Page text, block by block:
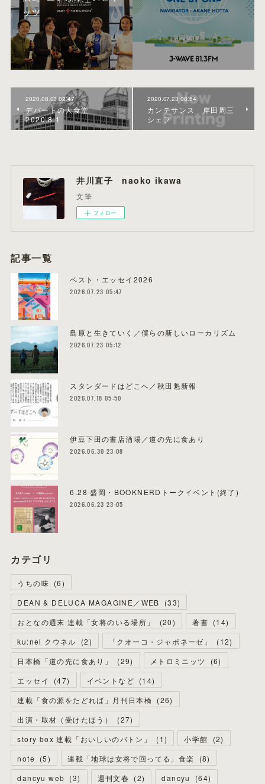
ッツ
2020.08.03 02:47
デパートの大食堂
2020.8.1
2020.07.23 08:54
カンテサンス 岸田周三
シェフ
井川直子 naoko ikawa
文筆
フォロー
記事一覧
ベスト・エッセイ2026
2026.07.23 05:47
島原と生きていく／僕らの新しいローカリズム
2026.07.23 05:12
スタンダードはどこへ／秋田魁新報
2026.07.18 05:50
伊豆下田の書店酒場／道の先に食あり
2026.06.30 23:08
6.28 盛岡・BOOKNERDトークイベント(終了)
2026.06.23 23:05
カテゴリ
うちの味 (6)
DEAN & DELUCA MAGAGINE／WEB
(33)
おとなの週末 連載「女将のいる場所」
(20) 著書 (14)
ku:nel クウネル
(2) 「クオーコ・ジャポネーゼ」 (12)
日本橋「道の先に食あり」
(29) メトロミニッツ (6)
エッセイ
(47) イベントなど (14)
連載「食の源をたどれば」月刊日本橋 (26)
出演・取材（受けたほう）
(27)
story box 連載「おいしいのバトン」
(1) 小学館 (2)
note
(5) 連載「地球は女将で回ってる」食楽 (8)
dancyu web (3) 週刊文春 (2) dancyu (64)